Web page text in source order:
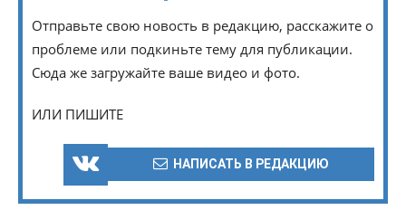
Отправьте свою новость в редакцию, расскажите о
проблеме или подкиньте тему для публикации.
Сюда же загружайте ваше видео и фото.
ИЛИ ПИШИТЕ
НАПИСАТЬ В РЕДАКЦИЮ